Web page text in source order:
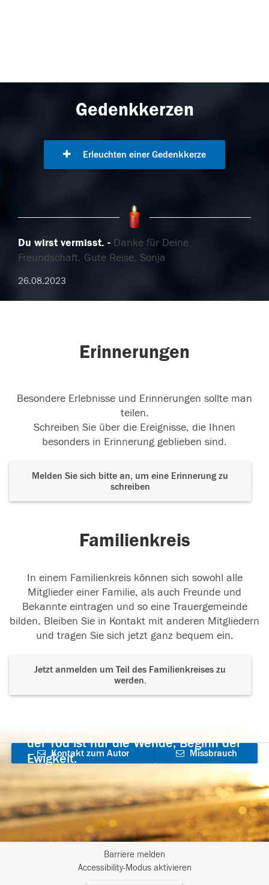
Gedenkkerzen
Erleuchten einer Gedenkkerze
Du wirst vermisst.
Danke für Deine
Freundschaft. Gute Reise. Sonja
26.08.2023
Erinnerungen
Besondere Erlebnisse und Erinnerungen sollte man
teilen.
Schreiben Sie über die Ereignisse, die Ihnen
besonders in Erinnerung geblieben sind.
Melden Sie sich bitte an, um eine Erinnerung zu
schreiben
Familienkreis
In einem Familienkreis können sich sowohl alle
Mitglieder einer Familie, als auch Freunde und
Bekannte eintragen und so eine Trauergemeinde
bilden. Bleiben Sie in Kontakt mit anderen Mitgliedern
und tragen Sie sich jetzt ganz bequem ein.
Jetzt anmelden um Teil des Familienkreises zu
werden.
der Tod ist nur die Wende, Beginn der
Ewigkeit.
Kontakt zum Autor
aufnehmen
Missbrauch
Barriere melden
Accessibility-Modus aktivieren